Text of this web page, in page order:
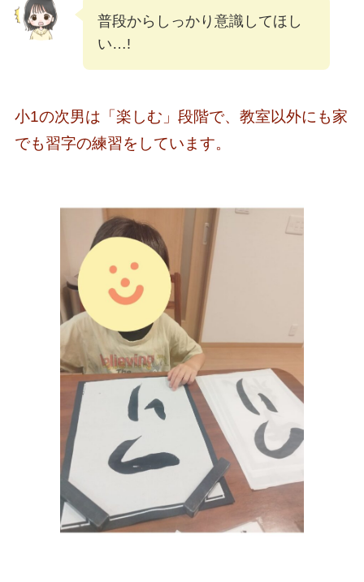
普段からしっかり意識してほし
い…!
小1の次男は「楽しむ」段階で、教室以外にも家
でも習字の練習をしています。